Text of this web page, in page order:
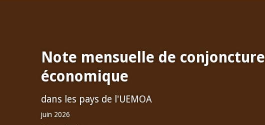
Note mensuelle de conjoncture
économique
dans les pays de l'UEMOA
juin 2026